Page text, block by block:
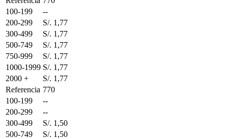
100-199
--
200-299
S/. 1,77
300-499
S/. 1,77
500-749
S/. 1,77
750-999
S/. 1,77
1000-1999 S/. 1,77
2000 +
S/. 1,77
Referencia 770
100-199
--
200-299
--
300-499
S/. 1,50
500-749
S/. 1,50